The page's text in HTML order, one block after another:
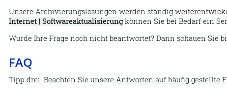
Unsere Archivierungslösungen werden ständig
Internet | Softwareaktualisierungkönnen Sie bei Bedarf ein
Wurde Ihre Frage noch nicht beantwortet? Dann schauen Sie
FAQ
Tipp drei: Beachten Sie unsere Antworten auf häufig gestellte